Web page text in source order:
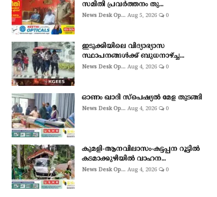
സമിതി പ്രവർത്തനം തു...
News Desk Op... Aug 5, 2026 0
ഇടുക്കിയിലെ വിദ്യാഭ്യാസ
സ്ഥാപനങ്ങൾക്ക് ബുധനാഴ്ച്ച...
News Desk Op... Aug 4, 2026 0
ഓണം ഖാദി സ്‌പെഷ്യല്‍ മേള തുടങ്ങി
News Desk Op... Aug 4, 2026 0
കുമളി-ആനവിലാസം-കട്ടപ്പന റൂട്ടിൽ
കടമാക്കുഴിയിൽ വാഹന...
News Desk Op... Aug 4, 2026 0